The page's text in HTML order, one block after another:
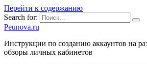
Перейти к содержанию
Search for:
Peunova.ru
Инструкции по созданию аккаунтов на
обзоры личных кабинетов